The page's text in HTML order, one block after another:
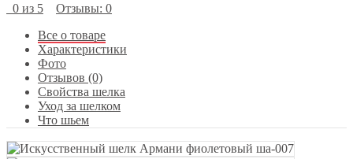
0 из 5
Отзывы: 0
Все о товаре
Характеристики
Фото
Отзывов (0)
Свойства шелка
Уход за шелком
Что шьем